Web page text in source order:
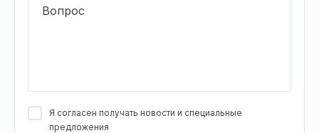
Вопрос
Я согласен получать новости и специальные
предложения